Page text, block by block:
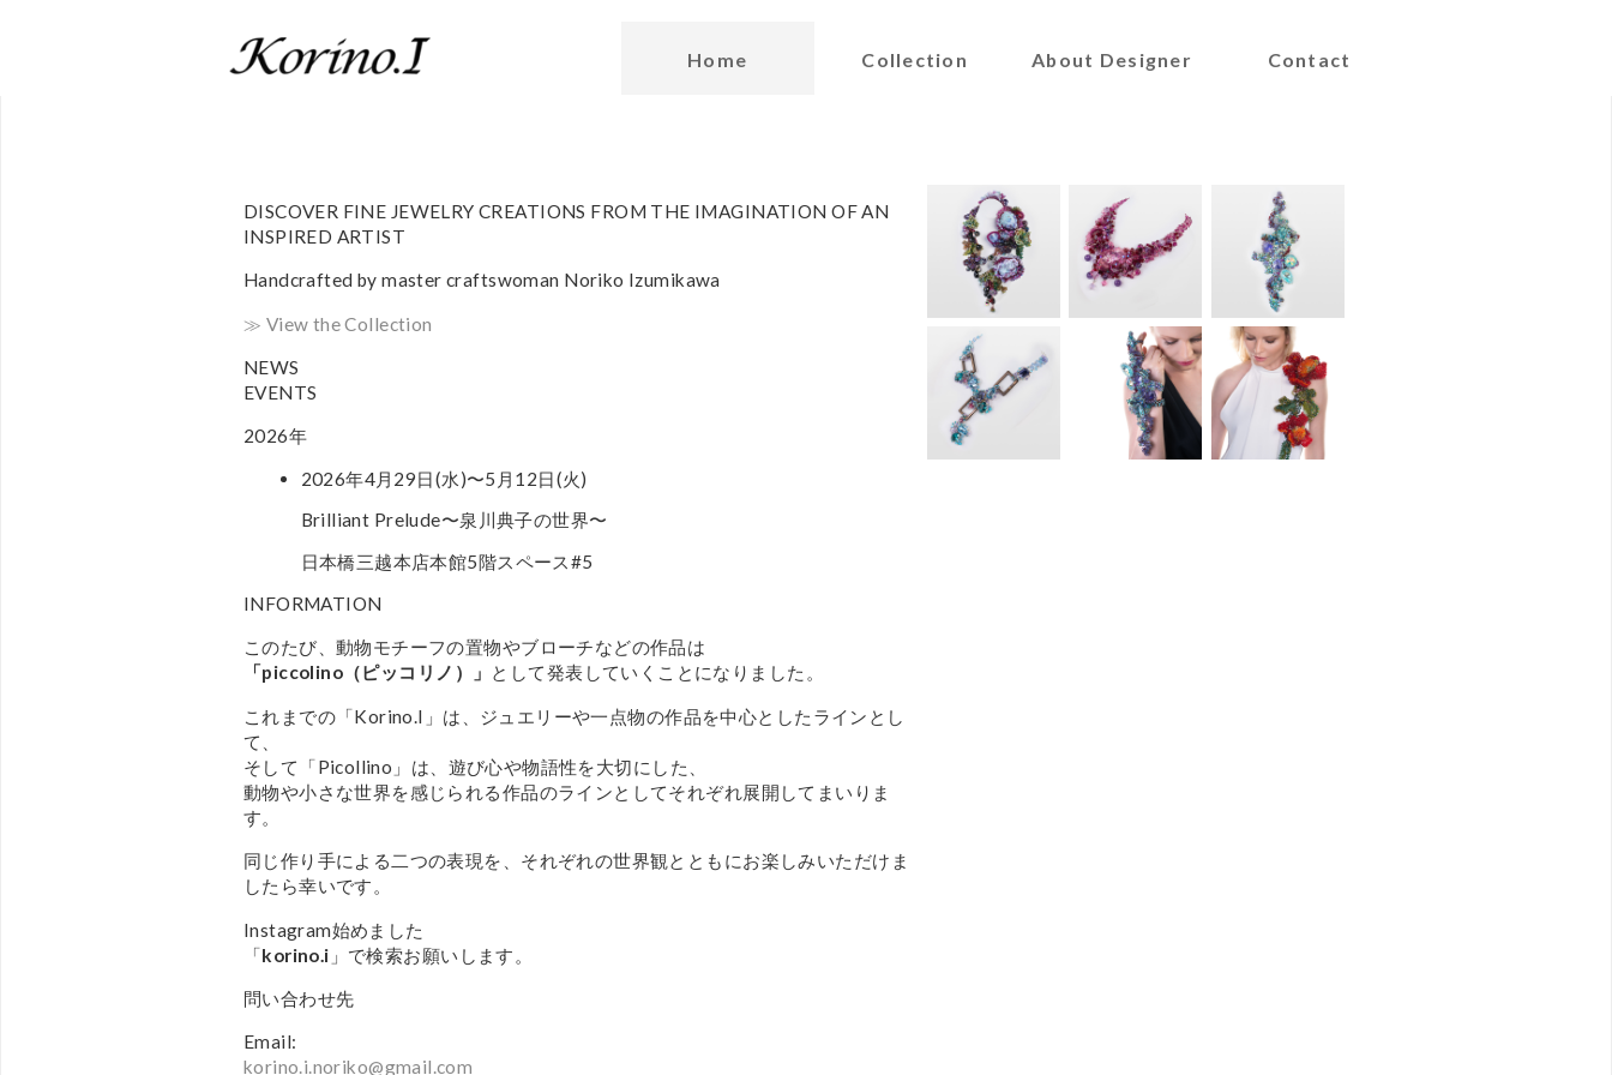
Home Collection About Designer Contact
DISCOVER FINE JEWELRY CREATIONS FROM THE IMAGINATION OF AN
INSPIRED ARTIST
Handcrafted by master craftswoman Noriko Izumikawa
≫ View the Collection
NEWS
EVENTS
2026年
2026年4月29日(水)〜5月12日(火)
Brilliant Prelude〜泉川典子の世界〜
日本橋三越本店本館5階スペース#5
INFORMATION
このたび、動物モチーフの置物やブローチなどの作品は
「piccolino（ピッコリノ）」 として発表していくことになりました。
これまでの「Korino.I」は、ジュエリーや一点物の作品を中心としたラインとし
て、
そして「Picollino」は、遊び心や物語性を大切にした、
動物や小さな世界を感じられる作品のラインとしてそれぞれ展開してまいりま
す。
同じ作り手による二つの表現を、それぞれの世界観とともにお楽しみいただけま
したら幸いです。
Instagram始めました
「korino.i 」で検索お願いします。
問い合わせ先
Email:
korino.i.noriko@gmail.com